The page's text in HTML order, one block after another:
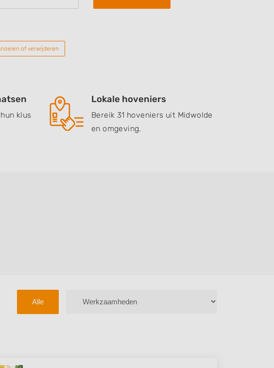
of verwijderen
klus
Lokale hoveniers
Bereik 31 hoveniers uit Midwolde
en omgeving.
Alle